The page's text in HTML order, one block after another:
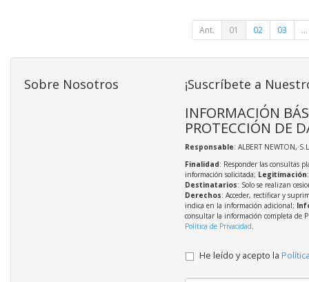
Ant. 01 02 03 ...
Sobre Nosotros ¡Suscríbete a
INFORMACIÓN
PROTECCIÓN DE
Responsable: ALBERT NEWTON,
Finalidad: Responder las consultas
información solicitada; Legitimación
Destinatarios: Solo se realizan
Derechos: Acceder, rectificar y
indica en la información adicional;
consultar la información completa de
Política de Privacidad.
He leído y acepto la